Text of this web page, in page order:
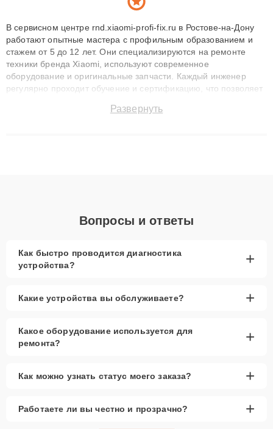
В сервисном центре rnd.xiaomi-profi-fix.ru в Ростове-на-Дону
работают опытные мастера с профильным образованием и
стажем от 5 до 12 лет. Они специализируются на ремонте
техники бренда Xiaomi, используют современное
оборудование и оригинальные запчасти. Каждый инженер
регулярно проходит обучение и сертификацию, что позволяет
технику с сохранением гарантии до 3 лет. Наши мастера
Развернуть
Вопросы и ответы
Как быстро проводится диагностика
устройства?
+
Какие устройства вы обслуживаете? +
Какое оборудование используется для
ремонта?
+
Как можно узнать статус моего заказа? +
Работаете ли вы честно и прозрачно? +